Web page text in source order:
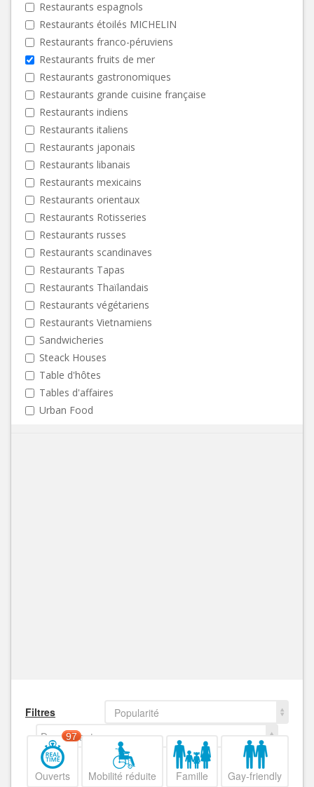
Restaurants espagnols
Restaurants étoilés MICHELIN
Restaurants franco-péruviens
Restaurants fruits de mer
Restaurants gastronomiques
Restaurants grande cuisine française
Restaurants indiens
Restaurants italiens
Restaurants japonais
Restaurants libanais
Restaurants mexicains
Restaurants orientaux
Restaurants Rotisseries
Restaurants russes
Restaurants scandinaves
Restaurants Tapas
Restaurants Thaïlandais
Restaurants végétariens
Restaurants Vietnamiens
Sandwicheries
Steack Houses
Table d'hôtes
Tables d'affaires
Urban Food
Filtres
Popularité
Decroissant
Ouverts
97
Mobilité réduite Famille Gay-friendly